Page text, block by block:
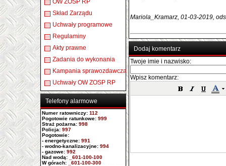
OW ZOSP RP
Skład Zarządu
Uchwały programowe
Regulaminy
Akty prawne
Zadania do wykonania
Kampania sprawozdawcza
Uchwały OW ZOSP RP
Telefony alarmowe
Numer ratowniczy: 112
Pogotowie ratunkowe: 999
Straż pożarna: 998
Policja: 997
Pogotowie:
- energetyczne: 991
- wodno-kanalizacyjne: 994
- gazowe: 992
Nad wodą: _601-100-100
W górach: _601-100-300
Mariola_Kramarz, 01-03-2019,
Dodaj komentarz
Twoje imie i nazwisko:
Wpisz komentarz: